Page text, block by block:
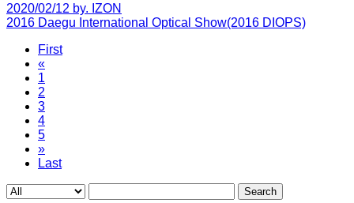
2020/02/12 by. IZON
2016 Daegu International Optical Show(2016 DIOPS)
First
«
1
2
3
4
5
»
Last
Search